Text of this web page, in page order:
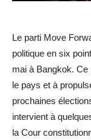
Le parti Move
politique en six
mai à Bangkok.
le pays et à
prochaines
intervient à
la Cour